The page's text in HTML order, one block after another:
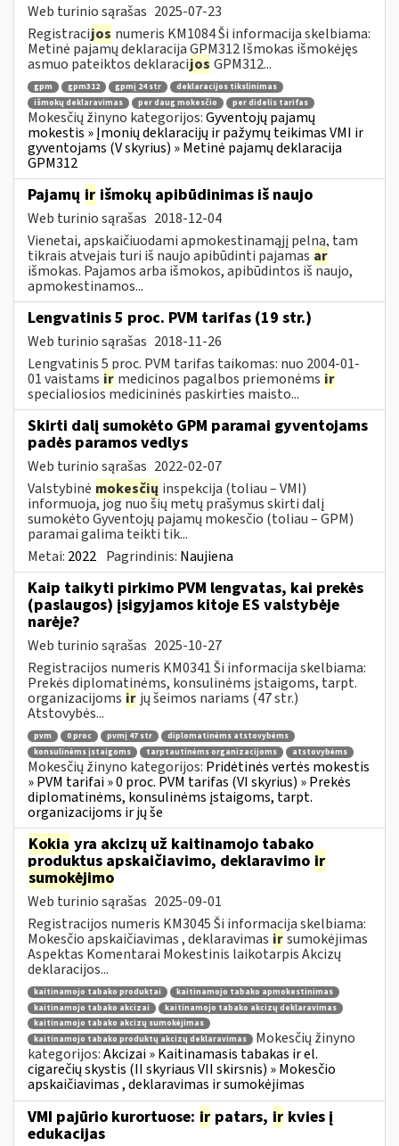
Web turinio sąrašas 2025-07-23
Registracijos numeris KM1084 Ši informacija skelbiama:
Metinė pajamų deklaracija GPM312 Išmokas išmokėjęs
asmuo pateiktos deklaracijos GPM312...
gpm gpm312 gpmį 24 str
deklaracijos tikslinimas
išmokų deklaravimas
per daug mokesčio per didelis tarifas
Mokesčių žinyno kategorijos:Gyventojų pajamų
mokestis » Įmonių deklaracijų ir pažymų teikimas VMI ir
gyventojams (V skyrius) » Metinė pajamų deklaracija
GPM312
Pajamų ir išmokų apibūdinimas iš naujo
Web turinio sąrašas 2018-12-04
Vienetai, apskaičiuodami apmokestinamąjį pelną, tam
tikrais atvejais turi iš naujo apibūdinti pajamas ar
išmokas. Pajamos arba išmokos, apibūdintos iš naujo,
apmokestinamos...
Lengvatinis 5 proc. PVM tarifas (19 str.)
Web turinio sąrašas 2018-11-26
Lengvatinis 5 proc. PVM tarifas taikomas: nuo 2004-01-
01 vaistams ir medicinos pagalbos priemonėms ir
specialiosios medicininės paskirties maisto...
Skirti dalį sumokėto GPM paramai gyventojams
padės paramos vedlys
Web turinio sąrašas 2022-02-07
Valstybinė mokesčių inspekcija (toliau – VMI)
informuoja, jog nuo šių metų prašymus skirti dalį
sumokėto Gyventojų pajamų mokesčio (toliau – GPM)
paramai galima teikti tik...
Metai: 2022 Pagrindinis: Naujiena
Kaip taikyti pirkimo PVM lengvatas, kai prekės
(paslaugos) įsigyjamos kitoje ES valstybėje
narėje?
Web turinio sąrašas 2025-10-27
Registracijos numeris KM0341 Ši informacija skelbiama:
Prekės diplomatinėms, konsulinėms įstaigoms, tarpt.
organizacijoms ir jų šeimos nariams (47 str.)
Atstovybės...
pvm 0 proc pvmį 47 str
diplomatinėms atstovybėms
konsulinėms įstaigoms
tarptautinėms organizacijoms atstovybėms
Mokesčių žinyno kategorijos: Pridėtinės vertės mokestis
» PVM tarifai » 0 proc. PVM tarifas (VI skyrius) » Prekės
diplomatinėms, konsulinėms įstaigoms, tarpt.
organizacijoms ir jų še
Kokia yra akcizų už kaitinamojo tabako
produktus apskaičiavimo, deklaravimo ir
sumokėjimo
Web turinio sąrašas 2025-09-01
Registracijos numeris KM3045 Ši informacija skelbiama:
Mokesčio apskaičiavimas , deklaravimas irsumokėjimas
Aspektas Komentarai Mokestinis laikotarpis Akcizų
deklaracijos...
kaitinamojo tabako produktai
kaitinamojo tabako apmokestinimas
kaitinamojo tabako akcizai
kaitinamojo tabako akcizų deklaravimas
kaitinamojo tabako akcizų sumokėjimas
kaitinamojo tabako produktų akcizų deklaravimas
Mokesčių žinyno
kategorijos:Akcizai » Kaitinamasis tabakas ir el.
cigarečių skystis (II skyriaus VII skirsnis) » Mokesčio
apskaičiavimas , deklaravimas ir sumokėjimas
VMI pajūrio kurortuose: ir patars, ir kvies į
edukacijas